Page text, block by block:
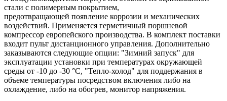
стали с полимерным покрытием,
предотвращающей появление коррозии и механических
воздействий. Применяется герметичный поршневой
компрессор европейского производства. В комплект поставки
входит пульт дистанционного управления. Дополнительно
заказываются следующие опции: "Зимний запуск" для
эксплуатации установки при температурах окружающей
среды от -10 до -30 °C, "Тепло-холод" для поддержания в
объеме температуры посредством включения либо на
охлаждение, либо на обогрев, монитор напряжения.